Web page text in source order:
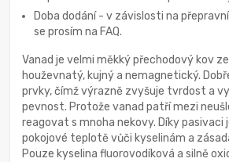
Doba dodání - v závislosti na
se prosím na FAQ.
Vanad je velmi měkký přechodový kov
houževnatý, kujný a nemagnetický.
prvky, čímž výrazně zvyšuje tvrdost a
pevnost. Protože vanad patří mezi
reagovat s mnoha nekovy. Díky pasivaci
pokojové teplotě vůči kyselinám a
Pouze kyselina fluorovodíková a silně